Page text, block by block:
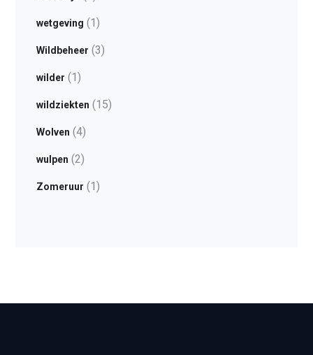
wetgeving (1)
Wildbeheer (3)
wilder (1)
wildziekten (15)
Wolven (4)
wulpen (2)
Zomeruur (1)